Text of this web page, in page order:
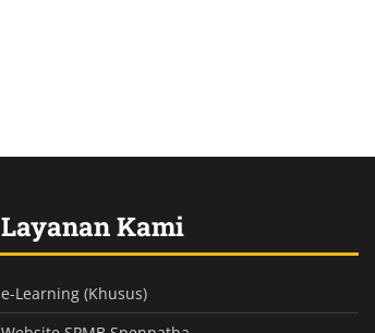
Layanan Kami
e-Learning (Khusus)